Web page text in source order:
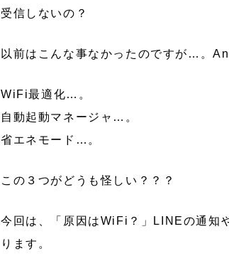
受信しないの？
以前はこんな事なかったのですが…。
WiFi最適化…。
自動起動マネージャ…。
省エネモード…。
この３つがどうも怪しい？？？
今回は、「原因はWiFi？」LINEの通知
ります。